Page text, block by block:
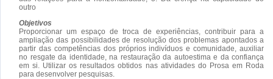
outro
Objetivos
Proporcionar um espaço de troca de experiências, contribuir para a
ampliação das possibilidades de resolução dos problemas apontados a
partir das competências dos próprios indivíduos e comunidade, auxiliar
no resgate da identidade, na restauração da autoestima e da confiança
em si. Utilizar os resultados obtidos nas atividades do Prosa em Roda
para desenvolver pesquisas.